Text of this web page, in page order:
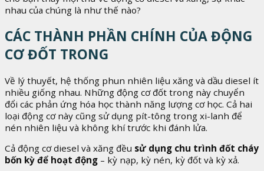
nhau của chúng là như thế nào?
CÁC THÀNH PHẦN CHÍNH CỦA ĐỘNG
CƠ ĐỐT TRONG
Về lý thuyết, hệ thống phun nhiên liệu xăng và dầu diesel ít
nhiều giống nhau. Những động cơ đốt trong này chuyển
đổi các phản ứng hóa học thành năng lượng cơ học. Cả hai
loại động cơ này cũng sử dụng pít-tông trong xi-lanh để
nén nhiên liệu và không khí trước khi đánh lửa.
Cả động cơ diesel và xăng đều sử dụng chu trình đốt cháy
bốn kỳ để hoạt động – kỳ nạp, kỳ nén, kỳ đốt và kỳ xả.